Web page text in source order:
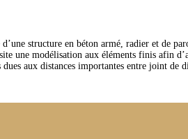
structure en béton armé, radier et de
une modélisation aux éléments finis afin
aux distances importantes entre joint de